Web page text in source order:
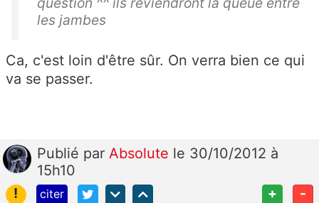
les jambes
Ca, c'est loin d'être sûr. On verra bien ce qui
va se passer.
Publié par Absolute le 30/10/2012 à
15h10
!
citer + -